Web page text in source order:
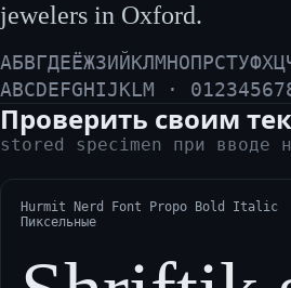
jewelers in Oxford.
ABCDEFGHIJKLM ·
Проверить своим
stored specimen при вводе
Hurmit Nerd Font Propo Bold Italic
Пиксельные